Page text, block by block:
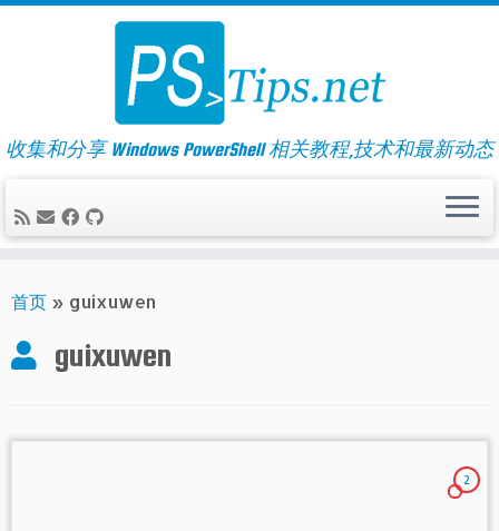
Skip
收集和分享 Windows PowerShell 相关教程,技术和最新动态
首页 » guixuwen
guixuwen
2